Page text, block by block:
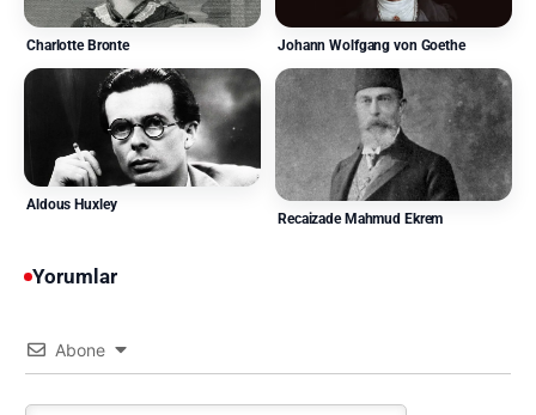
Charlotte Bronte Johann Wolfgang von Goethe
Aldous Huxley
Recaizade Mahmud Ekrem
Yorumlar
Abone